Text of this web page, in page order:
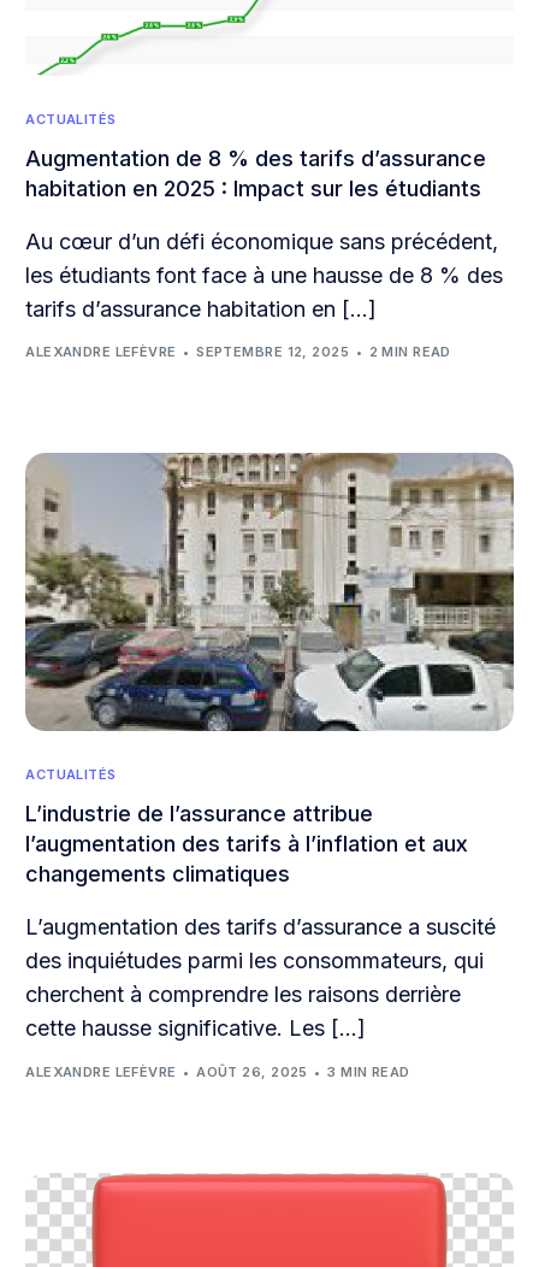
ACTUALITÉS
Augmentation de 8 % des tarifs d’assurance
habitation en 2025 : Impact sur les étudiants
Au cœur d’un défi économique sans précédent,
les étudiants font face à une hausse de 8 % des
tarifs d’assurance habitation en […]
ALEXANDRE LEFÈVRE SEPTEMBRE 12, 2025 2 MIN READ
ACTUALITÉS
L’industrie de l’assurance attribue
l’augmentation des tarifs à l’inflation et aux
changements climatiques
L’augmentation des tarifs d’assurance a suscité
des inquiétudes parmi les consommateurs, qui
cherchent à comprendre les raisons derrière
cette hausse significative. Les […]
ALEXANDRE LEFÈVRE AOÛT 26, 2025 3 MIN READ